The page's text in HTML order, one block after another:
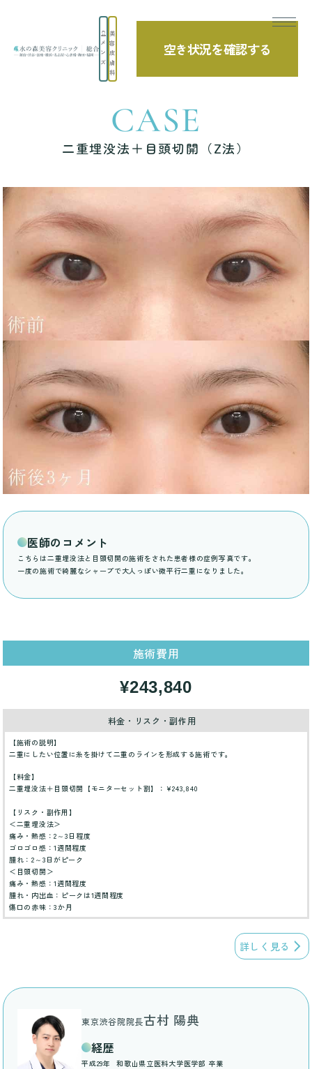
メ
ン
ズ
美
容
皮
膚
科
空き状況を確認する
TOP 症例写真 二重埋没法＋目頭切開（Z法）
CASE
二重埋没法＋目頭切開（Z法）
医師のコメント
こちらは二重埋没法と目頭切開の施術をされた患者様の症例写真です。
一度の施術で綺麗なシャープで大人っぽい微平行二重になりました。
施術費用
¥243,840
料金・リスク・副作用
【施術の説明】
二重にしたい位置に糸を掛けて二重のラインを形成する施術です。
【料金】
二重埋没法＋目頭切開【モニターセット割】：¥243,840
【リスク・副作用】
＜二重埋没法＞
痛み・熱感：2～3日程度
ゴロゴロ感：1週間程度
腫れ：2～3日がピーク
＜目頭切開＞
痛み・熱感：1週間程度
腫れ・内出血：ピークは1週間程度
傷口の赤味：3か月
詳しく見る
東京渋谷院院長古村 陽典
経歴
平成29年
和歌山県立医科大学医学部 卒業